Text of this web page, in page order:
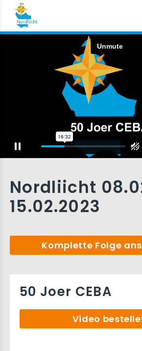
Nordliicht
15.02.2023
Komplette Folge
50 Joer CEBA
Video